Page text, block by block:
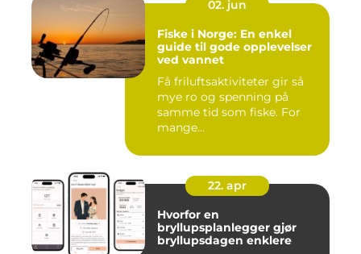
02. jun
Fiske i Norge: En enkel
guide til gode opplevelser
ved vannet
Få friluftsaktiviteter gir så
mye ro og spenning på
samme tid som fiske. For
mange...
22. apr
Hvorfor en
bryllupsplanlegger gjør
bryllupsdagen enklere